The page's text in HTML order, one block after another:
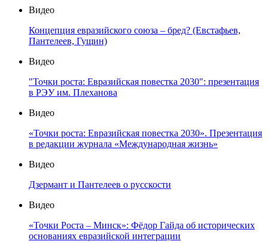
Видео
Концепция евразийского союза – бред? (Евстафьев,
Пантелеев, Гущин)
Видео
"Точки роста: Евразийская повестка 2030": презентация
в РЭУ им. Плеханова
Видео
«Точки роста: Евразийская повестка 2030». Презентация
в редакции журнала «Международная жизнь»
Видео
Дзермант и Пантелеев о русскости
Видео
«Точки Роста – Минск»: Фёдор Гайда об исторических
основаниях евразийской интеграции